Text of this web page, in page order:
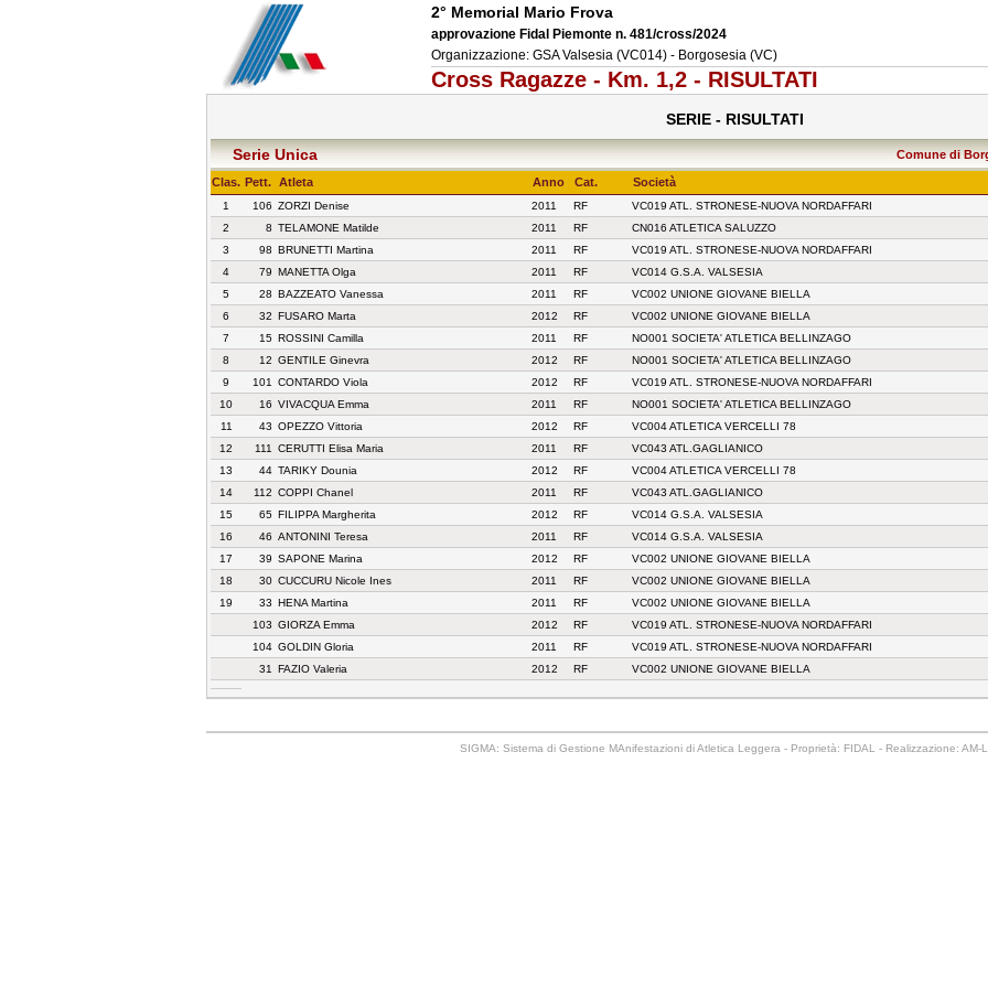
2° Memorial Mario Frova
approvazione Fidal Piemonte n. 481/cross/2024
Organizzazione: GSA Valsesia (VC014) - Borgosesia (VC)
Cross Ragazze - Km. 1,2 - RISULTATI
SERIE - RISULTATI
Serie Unica
Comune di
Clas. Pett. Atleta Anno Cat. Società
1 106 ZORZI Denise 2011 RF
VC019 ATL. STRONESE-NUOVA NORDAFFARI
2
8 TELAMONE Matilde 2011 RF
CN016 ATLETICA SALUZZO
3
98 BRUNETTI Martina 2011 RF
VC019 ATL. STRONESE-NUOVA NORDAFFARI
4
79 MANETTA Olga 2011 RF
VC014 G.S.A. VALSESIA
5
28 BAZZEATO Vanessa 2011 RF
VC002 UNIONE GIOVANE BIELLA
6
32 FUSARO Marta 2012 RF
VC002 UNIONE GIOVANE BIELLA
7
15 ROSSINI Camilla 2011 RF
NO001 SOCIETA' ATLETICA BELLINZAGO
8
12 GENTILE Ginevra 2012 RF
NO001 SOCIETA' ATLETICA BELLINZAGO
9
101 CONTARDO Viola 2012 RF
VC019 ATL. STRONESE-NUOVA NORDAFFARI
10
16 VIVACQUA Emma 2011 RF
NO001 SOCIETA' ATLETICA BELLINZAGO
11
43 OPEZZO Vittoria 2012 RF
VC004 ATLETICA VERCELLI 78
12
111 CERUTTI Elisa Maria 2011 RF
VC043 ATL.GAGLIANICO
13
44 TARIKY Dounia 2012 RF
VC004 ATLETICA VERCELLI 78
14
112 COPPI Chanel 2011 RF
VC043 ATL.GAGLIANICO
15
65 FILIPPA Margherita 2012 RF
VC014 G.S.A. VALSESIA
16
46 ANTONINI Teresa 2011 RF
VC014 G.S.A. VALSESIA
17
39 SAPONE Marina 2012 RF
VC002 UNIONE GIOVANE BIELLA
18
30 CUCCURU Nicole Ines 2011 RF
VC002 UNIONE GIOVANE BIELLA
19
33 HENA Martina 2011 RF
VC002 UNIONE GIOVANE BIELLA
103 GIORZA Emma 2012 RF VC019 ATL. STRONESE-NUOVA NORDAFFARI
104 GOLDIN Gloria 2011 RF VC019 ATL. STRONESE-NUOVA NORDAFFARI
31
FAZIO Valeria 2012 RF VC002 UNIONE GIOVANE BIELLA
SIGMA: Sistema di Gestione MAnifestazioni di Atletica Leggera - Proprietà: FIDAL - Realizzazione: AM-